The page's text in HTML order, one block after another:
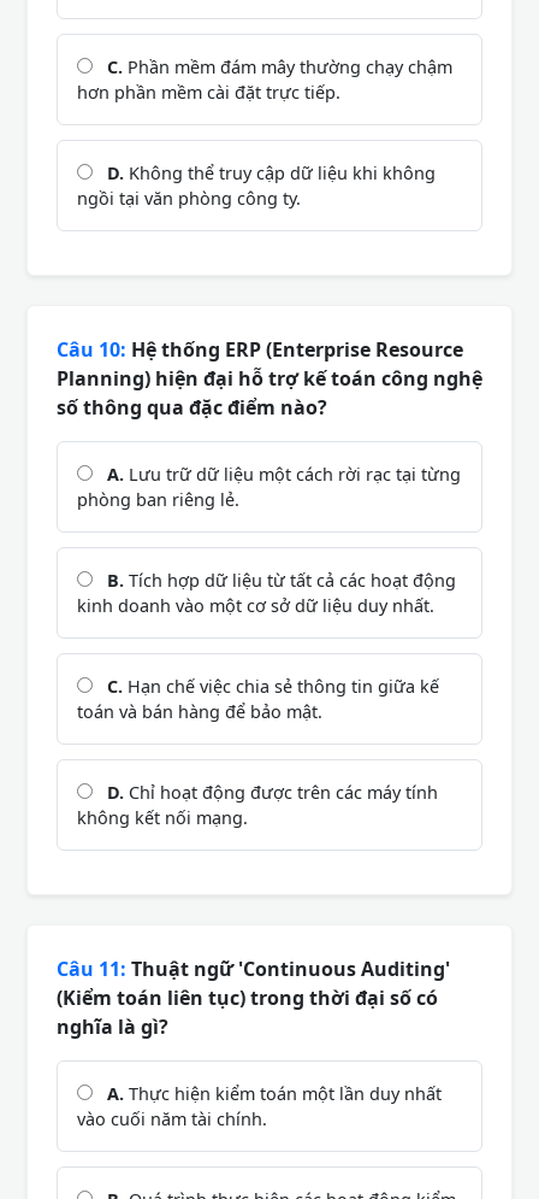
C. Phần mềm đám mây thường chạy chậm
hơn phần mềm cài đặt trực tiếp.
D. Không thể truy cập dữ liệu khi không
ngồi tại văn phòng công ty.
Câu 10: Hệ thống ERP (Enterprise Resource
Planning) hiện đại hỗ trợ kế toán công nghệ
số thông qua đặc điểm nào?
A. Lưu trữ dữ liệu một cách rời rạc tại từng
phòng ban riêng lẻ.
B. Tích hợp dữ liệu từ tất cả các hoạt động
kinh doanh vào một cơ sở dữ liệu duy nhất.
C. Hạn chế việc chia sẻ thông tin giữa kế
toán và bán hàng để bảo mật.
D. Chỉ hoạt động được trên các máy tính
không kết nối mạng.
Câu 11: Thuật ngữ 'Continuous Auditing'
(Kiểm toán liên tục) trong thời đại số có
nghĩa là gì?
A. Thực hiện kiểm toán một lần duy nhất
vào cuối năm tài chính.